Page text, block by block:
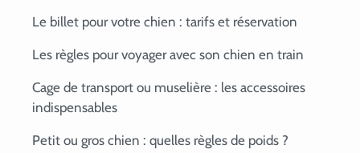
Le billet pour votre chien : tarifs et réservation
Les règles pour voyager avec son chien en train
Cage de transport ou muselière : les accessoires
indispensables
Petit ou gros chien : quelles règles de poids ?